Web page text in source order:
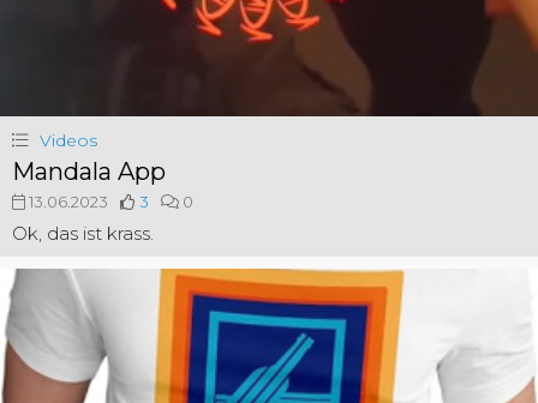
Videos
Mandala App
13.06.2023 3 0
Ok, das ist krass.